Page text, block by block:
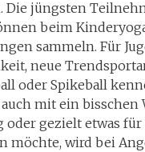
Die jüngsten
beim
sammeln. Für
neue
oder Spikeball
mit ein bisschen
oder gezielt etwas für
möchte, wird bei